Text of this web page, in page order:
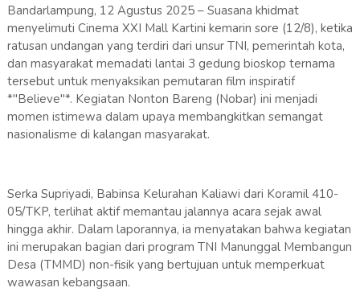
Bandarlampung, 12 Agustus 2025 – Suasana khidmat
menyelimuti Cinema XXI Mall Kartini kemarin sore (12/8), ketika
ratusan undangan yang terdiri dari unsur TNI, pemerintah kota,
dan masyarakat memadati lantai 3 gedung bioskop ternama
tersebut untuk menyaksikan pemutaran film inspiratif
*"Believe"*. Kegiatan Nonton Bareng (Nobar) ini menjadi
momen istimewa dalam upaya membangkitkan semangat
nasionalisme di kalangan masyarakat.
Serka Supriyadi, Babinsa Kelurahan Kaliawi dari Koramil 410-
05/TKP, terlihat aktif memantau jalannya acara sejak awal
hingga akhir. Dalam laporannya, ia menyatakan bahwa kegiatan
ini merupakan bagian dari program TNI Manunggal Membangun
Desa (TMMD) non-fisik yang bertujuan untuk memperkuat
wawasan kebangsaan.